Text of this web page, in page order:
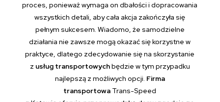
proces, ponieważ wymaga on dbałości i dopracowania
wszystkich detali, aby cała akcja zakończyła się
pełnym sukcesem. Wiadomo, że samodzielne
działania nie zawsze mogą okazać się korzystne w
praktyce, dlatego zdecydowanie się na skorzystanie
z usług transportowychbędzie w tym przypadku
najlepszą z możliwych opcji. Firma
transportowa Trans-Speed